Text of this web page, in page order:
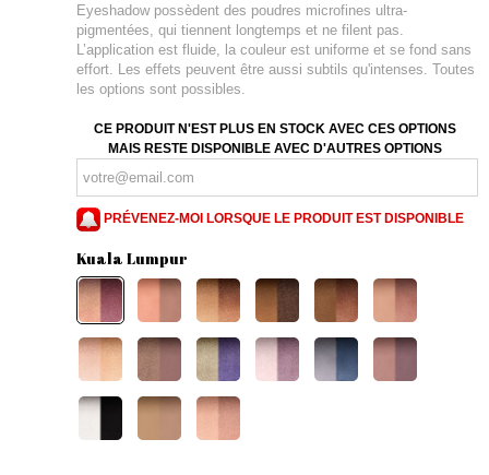
Eyeshadow possèdent des poudres microfines ultra-
pigmentées, qui tiennent longtemps et ne filent pas.
L’application est fluide, la couleur est uniforme et se fond sans
effort. Les effets peuvent être aussi subtils qu'intenses. Toutes
les options sont possibles.
CE PRODUIT N'EST PLUS EN STOCK AVEC CES OPTIONS
MAIS RESTE DISPONIBLE AVEC D'AUTRES OPTIONS
PRÉVENEZ-MOI LORSQUE LE PRODUIT EST DISPONIBLE
Kuala Lumpur